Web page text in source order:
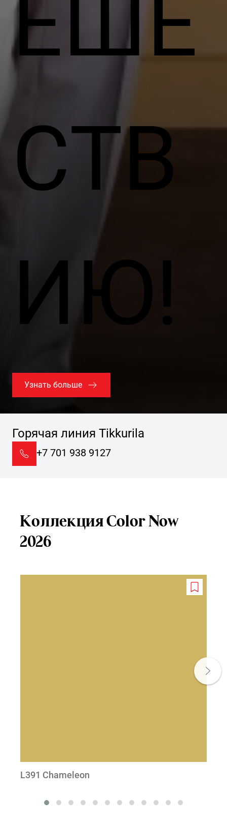
ЕШЕ
СТВ
ИЮ!
Узнать больше
Горячая линия Tikkurila
+7 701 938 9127
Коллекция Color Now
2026
Add
L391 Chameleon